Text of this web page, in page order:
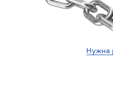
Нужна